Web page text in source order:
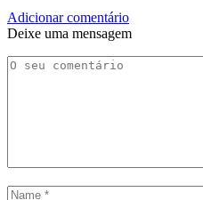
Adicionar comentário
Deixe uma mensagem